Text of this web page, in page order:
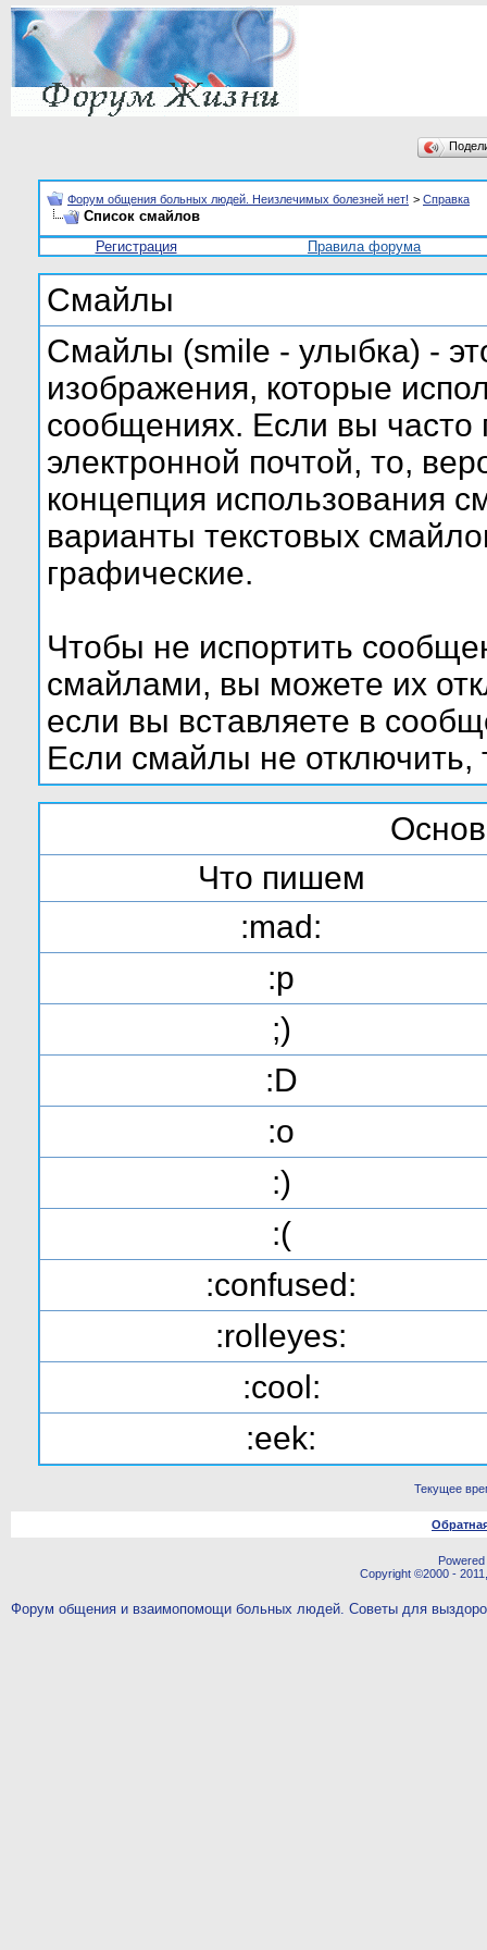
Форум общения больных людей. Неизлечимых болезней нет! > Справка
Список смайлов
Регистрация
Правила форума
Смайлы
Смайлы (smile - улыбка) -
изображения, которые
сообщениях. Если вы часто
электронной почтой, то,
концепция использования
варианты текстовых
графические.
Чтобы не испортить
смайлами, вы можете их
если вы вставляете в
Если смайлы не отключить,
Что пишем
:mad:
:p
;)
:D
:o
:)
:(
:confused:
:rolleyes:
:cool:
:eek:
Текущее
Copyright ©2000 -
Форум общения и взаимопомощи больных людей. Советы для